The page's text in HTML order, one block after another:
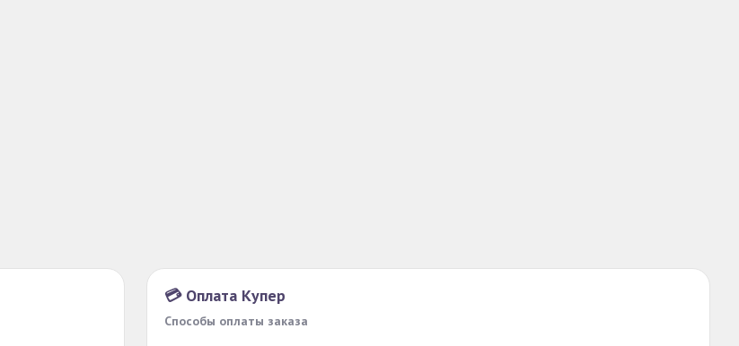
💳 Оплата Купер
Способы оплаты заказа